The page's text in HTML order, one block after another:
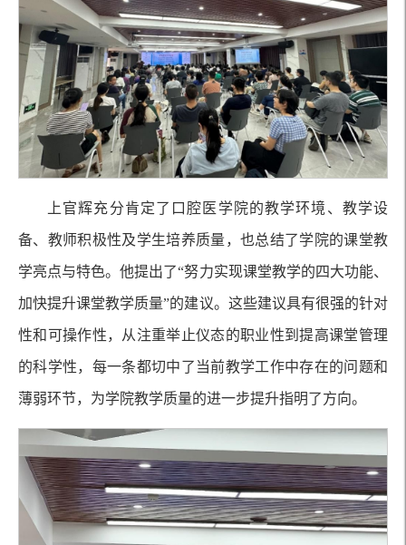
上官辉充分肯定了口腔医学院的教学环境、教学设
备、教师积极性及学生培养质量，也总结了学院的课堂教
学亮点与特色。他提出了“努力实现课堂教学的四大功能、
加快提升课堂教学质量”的建议。这些建议具有很强的针对
性和可操作性，从注重举止仪态的职业性到提高课堂管理
的科学性，每一条都切中了当前教学工作中存在的问题和
薄弱环节，为学院教学质量的进一步提升指明了方向。